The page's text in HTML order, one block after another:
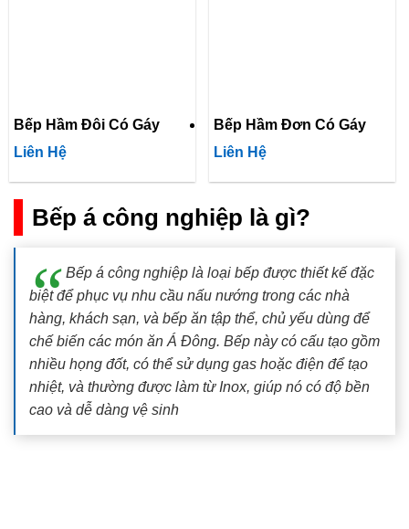
Bếp Hầm Đôi Có Gáy
Liên Hệ
Bếp Hầm Đơn Có Gáy
Liên Hệ
Bếp á công nghiệp là gì?
Bếp á công nghiệp là loại bếp được thiết kế đặc
biệt để phục vụ nhu cầu nấu nướng trong các nhà
hàng, khách sạn, và bếp ăn tập thể, chủ yếu dùng để
chế biến các món ăn Á Đông. Bếp này có cấu tạo gồm
nhiều họng đốt, có thể sử dụng gas hoặc điện để tạo
nhiệt, và thường được làm từ Inox, giúp nó có độ bền
cao và dễ dàng vệ sinh